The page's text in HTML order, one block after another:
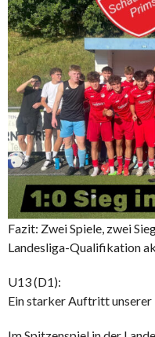
Fazit: Zwei Spiele, zwei
Landesliga-Qualifikation
U13 (D1):
Ein starker Auftritt unserer